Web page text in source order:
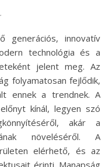
technológia és a
jelent meg. Az
folyamatosan fejlődik,
ennek a trendnek. A
kínál, legyen szó
akár a
növeléséről. A
elérhető, és az
érinti. Manapság